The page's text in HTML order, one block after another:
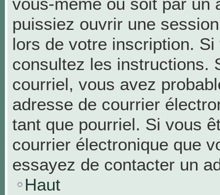
puissiez ouvrir une
lors de votre inscription.
consultez les instructions.
courriel, vous avez
adresse de courrier
tant que pourriel. Si vous
courrier électronique que
essayez de contacter un
Haut